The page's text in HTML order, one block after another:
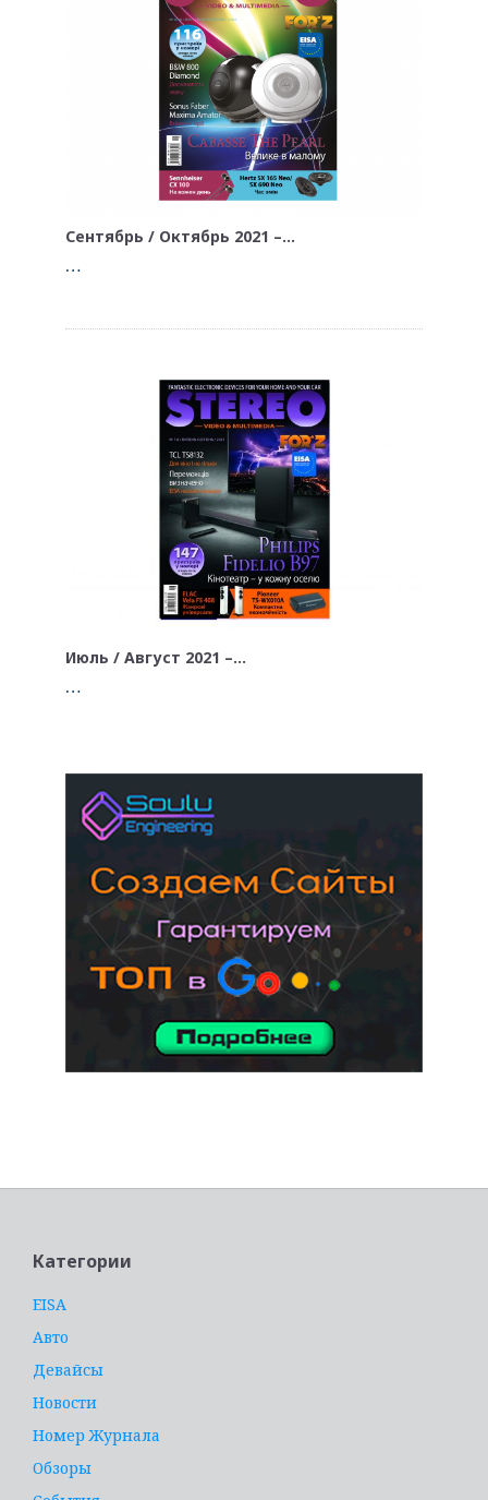
Сентябрь / Октябрь 2021 –…
…
Июль / Август 2021 –…
…
Категории
EISA
Авто
Девайсы
Новости
Номер Журнала
Обзоры